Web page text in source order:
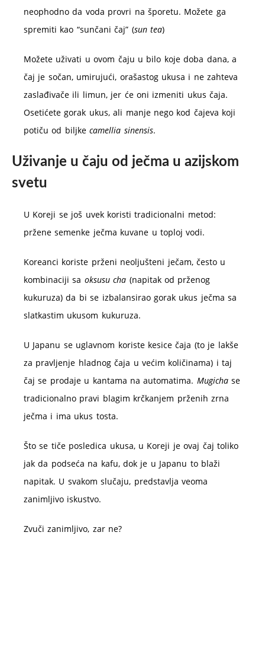
neophodno da voda provri na šporetu. Možete ga
spremiti kao “sunčani čaj” (sun tea)
Možete uživati u ovom čaju u bilo koje doba dana, a
čaj je sočan, umirujući, orašastog ukusa i ne zahteva
zaslađivače ili limun, jer će oni izmeniti ukus čaja.
Osetićete gorak ukus, ali manje nego kod čajeva koji
potiču od biljkecamellia sinensis.
Uživanje u čaju od ječma u azijskom
svetu
U Koreji se još uvek koristi tradicionalni metod:
pržene semenke ječma kuvane u toploj vodi.
Koreanci koriste prženi neoljušteni ječam, često u
kombinaciji sa oksusu cha (napitak od prženog
kukuruza) da bi se izbalansirao gorak ukus ječma sa
slatkastim ukusom kukuruza.
U Japanu se uglavnom koriste kesice čaja (to je lakše
za pravljenje hladnog čaja u većim količinama) i taj
čaj se prodaje u kantama na automatima. Mugichase
tradicionalno pravi blagim krčkanjem prženih zrna
ječma i ima ukus tosta.
Što se tiče posledica ukusa, u Koreji je ovaj čaj toliko
jak da podseća na kafu, dok je u Japanu to blaži
napitak. U svakom slučaju, predstavlja veoma
zanimljivo iskustvo.
Zvuči zanimljivo, zar ne?